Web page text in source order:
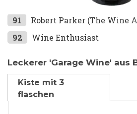
Zum
Anfang
der
springen
91
Robert Parker (The Wine
92
Wine Enthusiast
Leckerer 'Garage Wine' aus
Kiste mit 3
flaschen